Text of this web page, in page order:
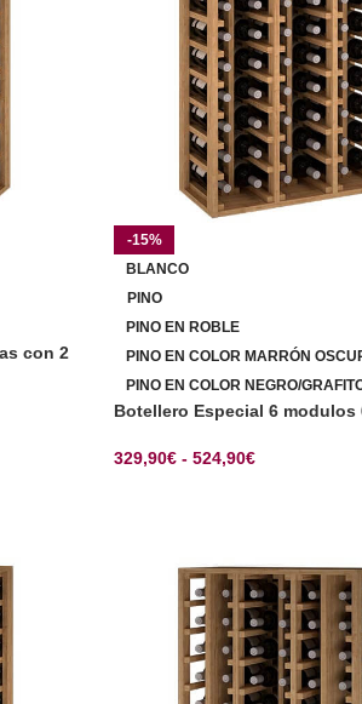
con 2
-15%
BLANCO
PINO
PINO EN ROBLE
PINO EN COLOR MARRÓN
PINO EN COLOR NEGRO/
Botellero Especial 6 modulos
329,90€ - 524,90€